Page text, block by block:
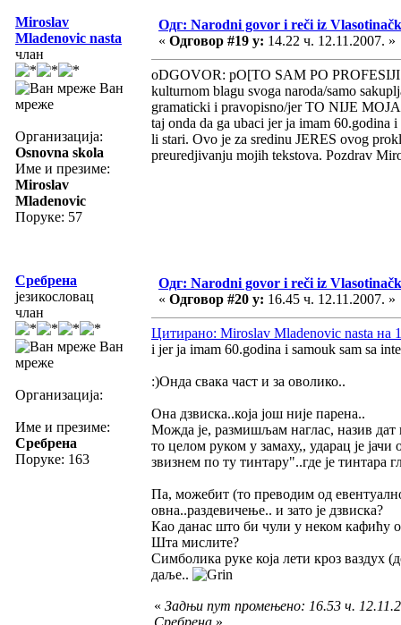
Miroslav
Mladenovic nasta
члан
Ван
мреже
Организација:
Osnovna skola
Име и презиме:
Miroslav
Mladenovic
Поруке: 57
Одг: Narodni govor i reči iz
« Одговор #19 у: 14.22 ч. 12.11.2007. »
oDGOVOR: pO[TO SAM PO
kulturnom blagu svoga naroda/samo
gramaticki i pravopisno/jer TO NIJE
taj onda da ga ubaci jer ja imam 60.godina
li stari. Ovo je za sredinu JERES ovog
preuredjivanju mojih tekstova. Pozdrav
Сребрена
језикословац
члан
Ван
мреже
Организација:
Име и презиме:
Сребрена
Поруке: 163
Одг: Narodni govor i reči iz
« Одговор #20 у: 16.45 ч. 12.11.2007. »
Цитирано: Miroslav Mladenovic nasta на
i jer ja imam 60.godina i samouk sam sa
:)Онда свака част и за оволико..
Она дзвиска..која још није парена..
Можда је, размишљам наглас, назив
то целом руком у замаху,, ударац је
звизнем по ту тинтару"..где је тинтара
Па, можебит (то преводим од
овна..раздевичење.. и зато је дзвиска?
Као данас што би чули у неком кафићу
Шта мислите?
Симболика руке која лети кроз ваздух
даље..
« Задњи пут промењено: 16.53 ч.
Сребрена »